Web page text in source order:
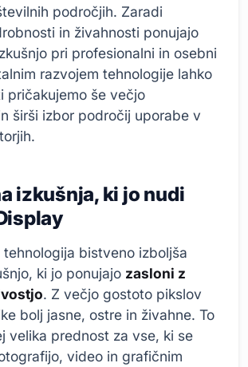
področjih. Zaradi
in živahnosti ponujajo
pri profesionalni in osebni
razvojem tehnologije lahko
pričakujemo še večjo
širši izbor področij uporabe v
izkušnja, ki jo nudi
tehnologija bistveno izboljša
ki jo ponujajo zasloni z
. Z večjo gostoto pikslov
bolj jasne, ostre in živahne. To
velika prednost za vse, ki se
video in grafičnim